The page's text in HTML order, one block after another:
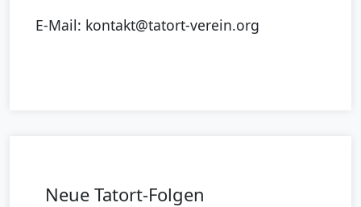
E-Mail: kontakt@tatort-verein.org
Neue Tatort-Folgen